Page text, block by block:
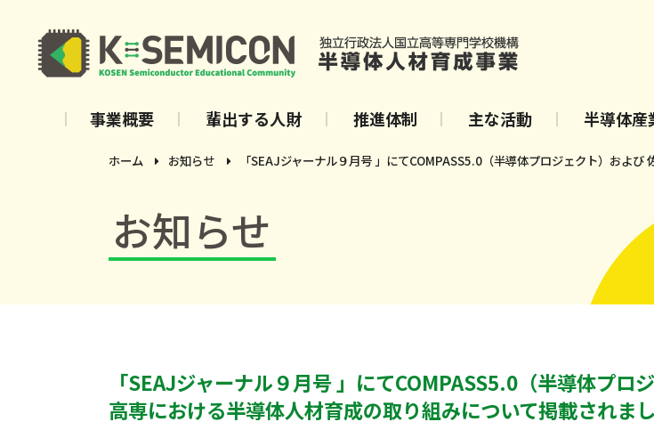
事業概要 輩出する人財 推進体制 主な活動 半導体産
ホーム お知らせ 「SEAJジャーナル９月号 」にてCOMPASS5.0（半導体プロジェクト）およ
お知らせ
「SEAJジャーナル９月号 」にてCOMPASS5.0（半導体プロ
高専における半導体人材育成の取り組みについて掲載されま